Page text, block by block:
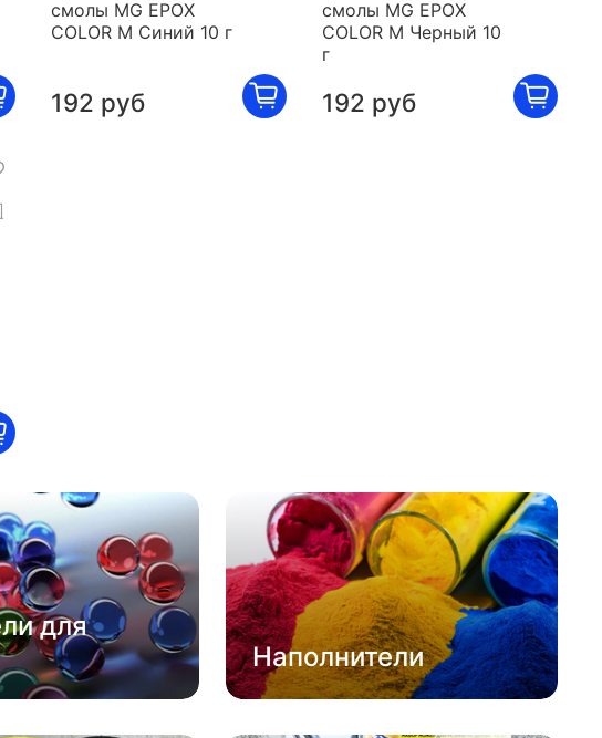
смолы MG EPOX
COLOR M Синий 10 г
192 руб
смолы MG EPOX
COLOR M Черный 10
г
192 руб
для
Наполнители